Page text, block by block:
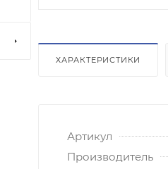
ХАРАКТЕРИСТИКИ
Артикул
Производитель